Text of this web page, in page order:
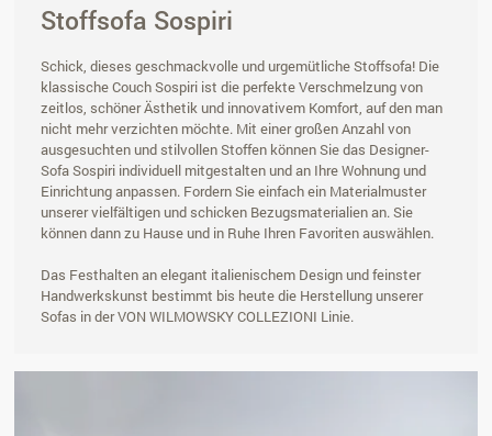
Stoffsofa Sospiri
Schick, dieses geschmackvolle und urgemütliche Stoffsofa! Die
klassische Couch Sospiri ist die perfekte Verschmelzung von
zeitlos, schöner Ästhetik und innovativem Komfort, auf den man
nicht mehr verzichten möchte. Mit einer großen Anzahl von
ausgesuchten und stilvollen Stoffen können Sie das Designer-
Sofa Sospiri individuell mitgestalten und an Ihre Wohnung und
Einrichtung anpassen. Fordern Sie einfach ein Materialmuster
unserer vielfältigen und schicken Bezugsmaterialien an. Sie
können dann zu Hause und in Ruhe Ihren Favoriten auswählen.
Das Festhalten an elegant italienischem Design und feinster
Handwerkskunst bestimmt bis heute die Herstellung unserer
Sofas in der VON WILMOWSKY COLLEZIONI Linie.